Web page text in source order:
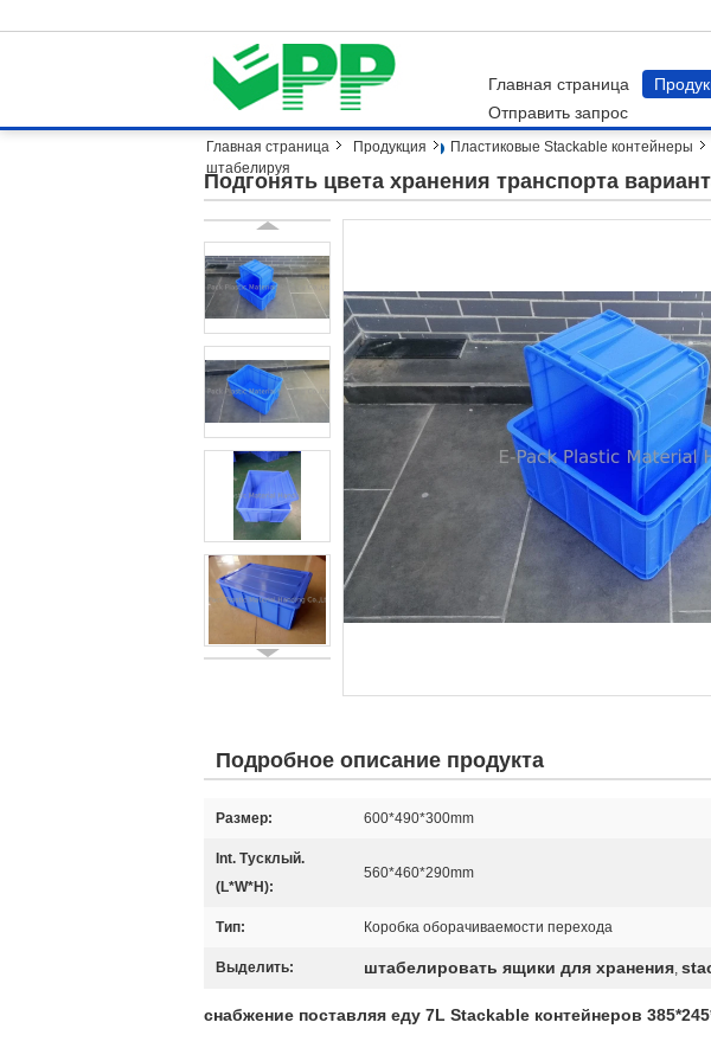
Главная страница
Отправить запрос
Главная страница Продукция Пластиковые Stackable контейнеры
штабелируя
Подгонять цвета хранения транспорта
Подробное описание продукта
Размер: 600*490*300mm
Int. Тусклый.
(L*W*H):
560*460*290mm
Тип: Коробка оборачиваемости перехода
Выделить: штабелировать ящики для хранения,
снабжение поставляя еду 7L Stackable контейнеров